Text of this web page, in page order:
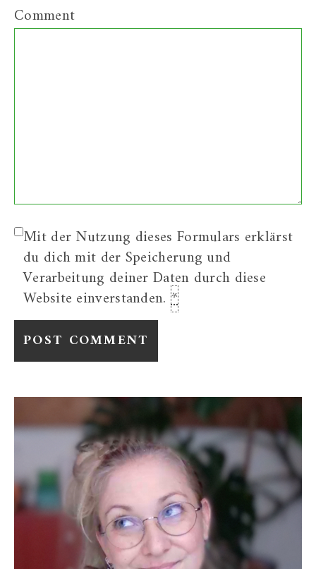
Comment
Mit der Nutzung dieses Formulars erklärst
du dich mit der Speicherung und
Verarbeitung deiner Daten durch diese
Website einverstanden. *